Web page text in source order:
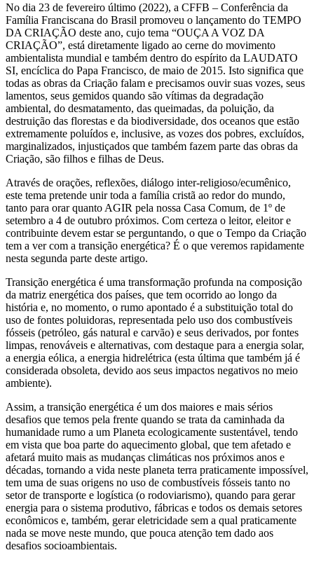
No dia 23 de fevereiro último (2022), a CFFB – Conferência da
Família Franciscana do Brasil promoveu o lançamento do TEMPO
DA CRIAÇÃO deste ano, cujo tema “OUÇA A VOZ DA
CRIAÇÃO”, está diretamente ligado ao cerne do movimento
ambientalista mundial e também dentro do espírito da LAUDATO
SI, encíclica do Papa Francisco, de maio de 2015. Isto significa que
todas as obras da Criação falam e precisamos ouvir suas vozes, seus
lamentos, seus gemidos quando são vítimas da degradação
ambiental, do desmatamento, das queimadas, da poluição, da
destruição das florestas e da biodiversidade, dos oceanos que estão
extremamente poluídos e, inclusive, as vozes dos pobres, excluídos,
marginalizados, injustiçados que também fazem parte das obras da
Criação, são filhos e filhas de Deus.
Através de orações, reflexões, diálogo inter-religioso/ecumênico,
este tema pretende unir toda a família cristã ao redor do mundo,
tanto para orar quanto AGIR pela nossa Casa Comum, de 1º de
setembro a 4 de outubro próximos. Com certeza o leitor, eleitor e
contribuinte devem estar se perguntando, o que o Tempo da Criação
tem a ver com a transição energética? É o que veremos rapidamente
nesta segunda parte deste artigo.
Transição energética é uma transformação profunda na composição
da matriz energética dos países, que tem ocorrido ao longo da
história e, no momento, o rumo apontado é a substituição total do
uso de fontes poluidoras, representada pelo uso dos combustíveis
fósseis (petróleo, gás natural e carvão) e seus derivados, por fontes
limpas, renováveis e alternativas, com destaque para a energia solar,
a energia eólica, a energia hidrelétrica (esta última que também já é
considerada obsoleta, devido aos seus impactos negativos no meio
ambiente).
Assim, a transição energética é um dos maiores e mais sérios
desafios que temos pela frente quando se trata da caminhada da
humanidade rumo a um Planeta ecologicamente sustentável, tendo
em vista que boa parte do aquecimento global, que tem afetado e
afetará muito mais as mudanças climáticas nos próximos anos e
décadas, tornando a vida neste planeta terra praticamente impossível,
tem uma de suas origens no uso de combustíveis fósseis tanto no
setor de transporte e logística (o rodoviarismo), quando para gerar
energia para o sistema produtivo, fábricas e todos os demais setores
econômicos e, também, gerar eletricidade sem a qual praticamente
nada se move neste mundo, que pouca atenção tem dado aos
desafios socioambientais.